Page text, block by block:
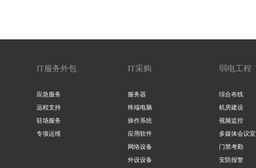
IT服务外包
应急服务
远程支持
驻场服务
专项运维
IT采购
服务器
终端电脑
操作系统
应用软件
网络设备
外设设备
弱电工程
综合布线
机房建设
视频监控
多媒体会议室
门禁考勤
安防报警